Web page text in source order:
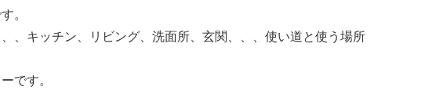
。
、キッチン、リビング、洗面所、玄関、、、使い道と使う場所
です。